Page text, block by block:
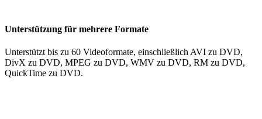
Unterstützung für mehrere Formate
Unterstützt bis zu 60 Videoformate, einschließlich AVI zu DVD,
DivX zu DVD, MPEG zu DVD, WMV zu DVD, RM zu DVD,
QuickTime zu DVD.